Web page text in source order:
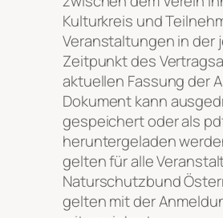
Kulturkreis und
Veranstaltungen in der
Zeitpunkt des
aktuellen Fassung der
Dokument kann
gespeichert oder als
heruntergeladen
gelten für alle
Naturschutzbund
gelten mit der